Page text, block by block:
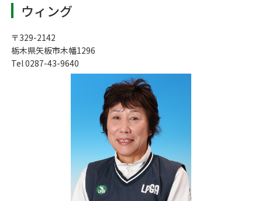
ウィング
〒329-2142
栃木県矢板市木幡1296
Tel 0287-43-9640